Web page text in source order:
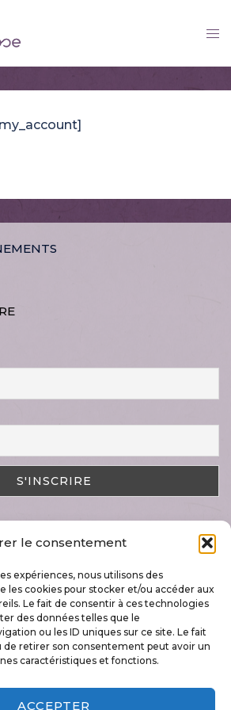
le consentement
expériences, nous utilisons des
les cookies pour stocker et/ou accéder aux
Le fait de consentir à ces technologies
des données telles que le
ou les ID uniques sur ce site. Le fait
de retirer son consentement peut avoir un
caractéristiques et fonctions.
ACCEPTER
« Art & Nature »
42